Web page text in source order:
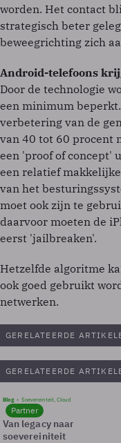
worden. Het contact
strategisch beter
beweegrichting zich
Android-telefoons
Door de technologie
een minimum
verbetering van de
van 40 tot 60 procent
een 'proof of concept'
een relatief
van het
moet ook zijn te
daarvoor moeten de
eerst 'jailbreaken'.
Hetzelfde algoritme
ook goed gebruikt
netwerken.
GERELATEERDE
GERELATEERDE
Blog Soevereinteit, Cloud
Partner
Van legacy naar
soevereiniteit